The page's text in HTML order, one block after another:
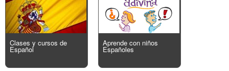
Clases y cursos de
Español
Aprende con niños
Españoles